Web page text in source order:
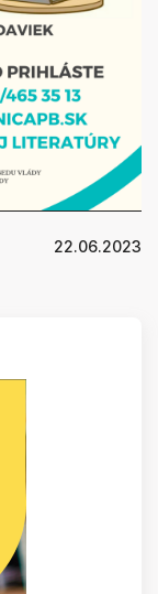
22.06.2023